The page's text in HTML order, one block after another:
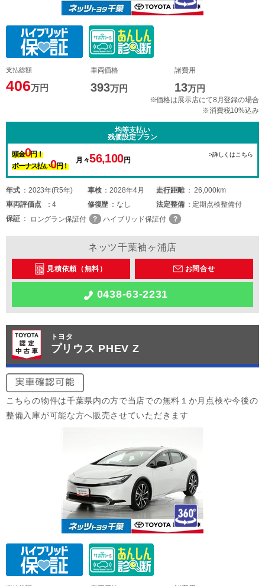
支払総額
406万円
車両価格
393万円
諸費用
13万円
※価格は展示店にて8月登録の場合
※消費税10%込み
均等支払い
残価設定プラン
頭金0円！
ボーナス払い0円！
月々56,100円
>詳しくはこちら
年式 2023年(R5年) 車検 2028年4月 走行距離
26,000km
車両評価点 4 修復歴 なし 法定整備
定期点検整備付
保証
ロングラン保証付 ハイブリッド保証付
ネッツ千葉袖ヶ浦店
見積依頼（無料） お問合せ
0438-63-2231
トヨタ
プリウス PHEV Z
こちらの物件は千葉県内の方で当店での無料１か月点検や今後の
整備入庫が可能な方へ販売させていただきます